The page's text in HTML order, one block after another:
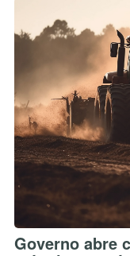
Governo abre